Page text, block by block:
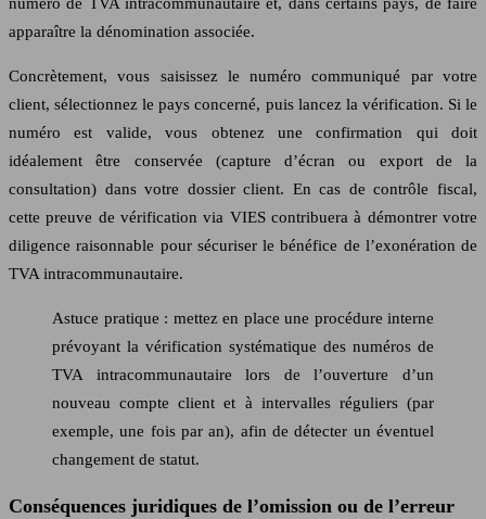
apparaître la dénomination associée.
Concrètement, vous saisissez le numéro communiqué par votre
client, sélectionnez le pays concerné, puis lancez la vérification. Si le
numéro est valide, vous obtenez une confirmation qui doit
idéalement être conservée (capture d’écran ou export de la
consultation) dans votre dossier client. En cas de contrôle fiscal,
cette preuve de vérification via VIES contribuera à démontrer votre
diligence raisonnable pour sécuriser le bénéfice de l’exonération de
TVA intracommunautaire.
Astuce pratique : mettez en place une procédure interne
prévoyant la vérification systématique des numéros de
TVA intracommunautaire lors de l’ouverture d’un
nouveau compte client et à intervalles réguliers (par
exemple, une fois par an), afin de détecter un éventuel
changement de statut.
Conséquences juridiques de l’omission ou de l’erreur